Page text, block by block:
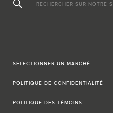
RECHERCHER SUR NOTRE
SÉLECTIONNER UN MARCHÉ
POLITIQUE DE CONFIDENTIALITÉ
POLITIQUE DES TÉMOINS